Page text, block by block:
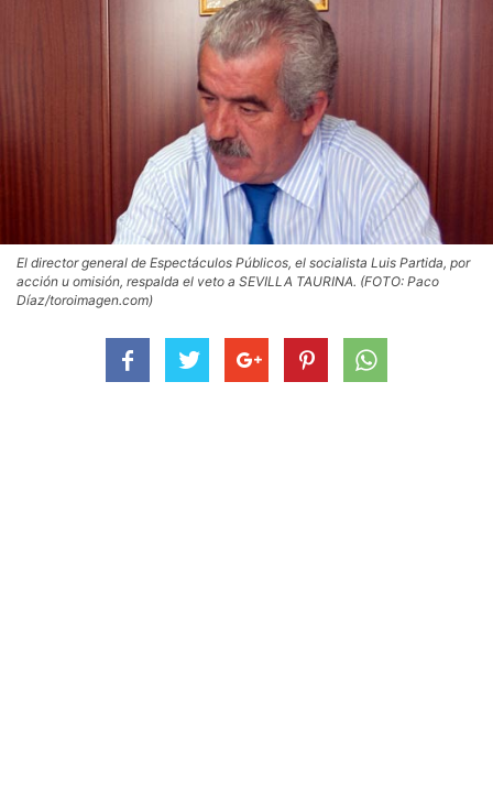
El director general de Espectáculos Públicos, el socialista Luis Partida, por
acción u omisión, respalda el veto a SEVILLA TAURINA. (FOTO: Paco
Díaz/toroimagen.com)